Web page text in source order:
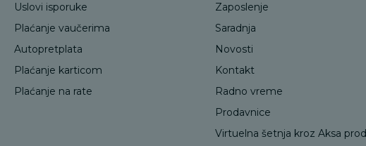
Uslovi isporuke
Plaćanje vaučerima
Autopretplata
Plaćanje karticom
Plaćanje na rate
Zaposlenje
Saradnja
Novosti
Kontakt
Radno vreme
Prodavnice
Virtuelna šetnja kroz Aksa